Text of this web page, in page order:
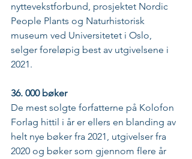
nyttevekstforbund, prosjektet Nordic
People Plants og Naturhistorisk
museum ved Universitetet i Oslo,
selger foreløpig best av utgivelsene i
2021.
36. 000 bøker
De mest solgte forfatterne på Kolofon
Forlag hittil i år er ellers en blanding av
helt nye bøker fra 2021, utgivelser fra
2020 og bøker som gjennom flere år